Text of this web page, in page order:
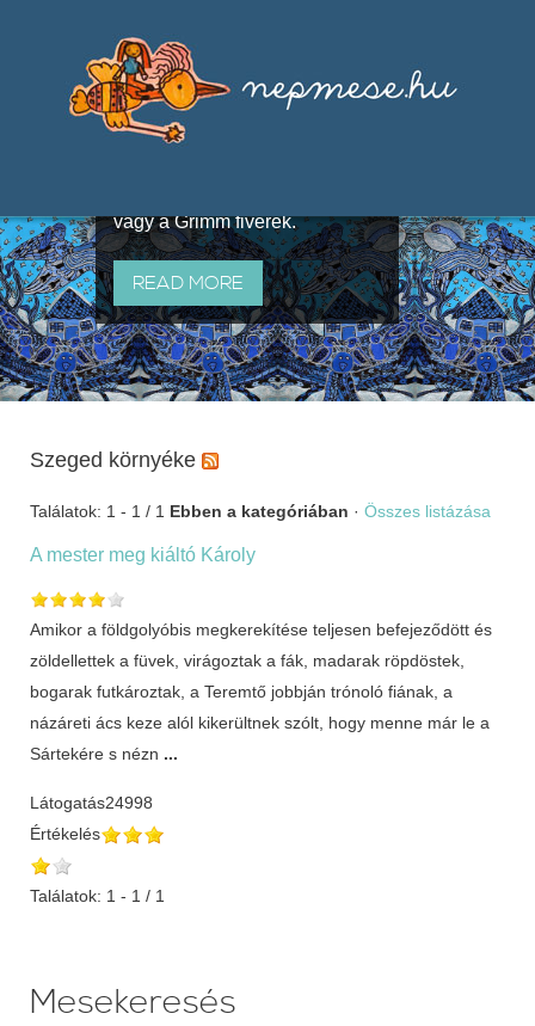
útján terjedő elbeszélésekből,
melyeket olyan ismert gyűjtők
állítottak össze, mint Benedek
vagy a Grimm fivérek.
READ MORE
Szeged környéke
Találatok: 1 - 1 / 1 Ebben a kategóriában · Összes listázása
A mester meg kiáltó Károly
Amikor a földgolyóbis megkerekítése teljesen befejeződött és
zöldellettek a füvek, virágoztak a fák, madarak röpdöstek,
bogarak futkároztak, a Teremtő jobbján trónoló fiának, a
názáreti ács keze alól kikerültnek szólt, hogy menne már le a
Sártekére s nézn ...
Látogatás24998
Értékelés
Találatok: 1 - 1 / 1
Mesekeresés